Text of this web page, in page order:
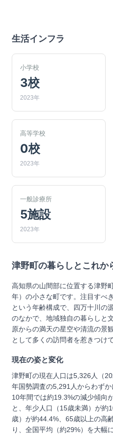
生活インフラ
小学校
3校
2023年
高等学校
0校
2023年
一般診療所
5施設
2023年
津野町 の暮らしとこれか
高知県の山間部に位置する津野
年）の小さな町です。注目すべ
という年齢構成で、四万十川の
のなかで、地域独自の暮らしと
原からの満天の星空や清流の景
として多くの訪問者を惹きつけ
現在の姿と変化
津野町の現在人口は5,326人（
年国勢調査の5,291人からわず
10年間では約19.3%の減少傾向
と、年少人口（15歳未満）が約
歳）が約44.4%、65歳以上の高
り、全国平均（約29%）を大幅